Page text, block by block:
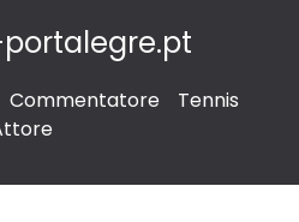
Commentatore
Tennis